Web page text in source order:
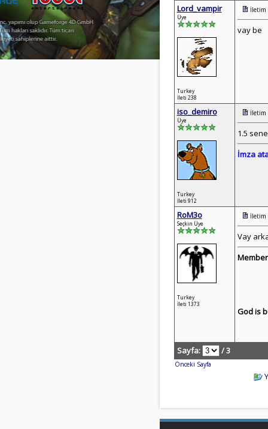
Lord_vampir
Üye
Turkey
İleti 238
vay be
iso_demiro
Üye
Turkey
İleti 912
1.5
İmza
RoM3o
Seçkin Üye
Turkey
İleti 1373
Vay
God is
Sayfa: / 3
Önceki Sayfa